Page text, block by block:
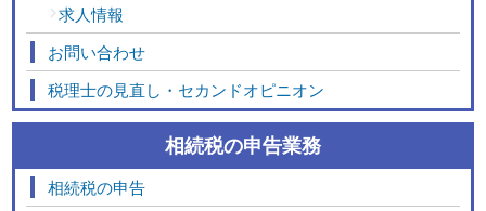
求人情報
お問い合わせ
税理士の見直し・セカンドオピニオン
相続税の申告業務
相続税の申告